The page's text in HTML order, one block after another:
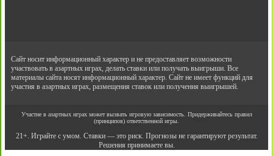
Сайт носит информационный характер и не предоставляет возможности
участвовать в азартных играх, делать ставки или получать выигрыши. Все
материалы сайта носят информационный характер. Сайт не имеет функций для
участия в азартных играх, размещения ставок или получения выигрышей.
Участие в азартных играх может вызвать игровую зависимость. Придерживайтесь правил
(принципов) ответственной игры.
21+. Играйте с умом. Ставки — это риск. Прогнозы не гарантируют результат.
Решения принимаете вы.